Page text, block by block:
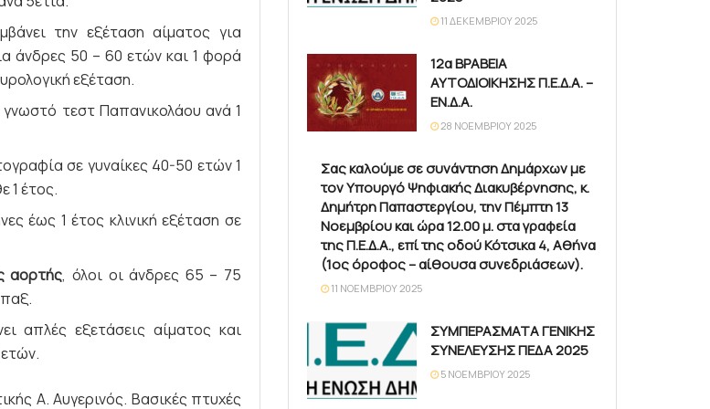
την εξέταση αίματος για
άνδρες 50 – 60 ετών και 1 φορά
εξέταση.
τεστ Παπανικολάου ανά 1
σε γυναίκες 40-50 ετών 1
1 έτος.
έως 1 έτος κλινική εξέταση σε
αορτής, όλοι οι άνδρες 65 – 75
απλές εξετάσεις αίματος και
Α. Αυγερινός. Βασικές πτυχές
11 ΔΕΚΕΜΒΡΊΟΥ 2025
12α ΒΡΑΒΕΙΑ
ΑΥΤΟΔΙΟΙΚΗΣΗΣ Π.Ε.Δ.Α. –
ΕΝ.Δ.Α.
28 ΝΟΕΜΒΡΊΟΥ 2025
Σας καλούμε σε συνάντηση Δημάρχων με
τον Υπουργό Ψηφιακής Διακυβέρνησης, κ.
Δημήτρη Παπαστεργίου, την Πέμπτη 13
Νοεμβρίου και ώρα 12.00 μ. στα γραφεία
της Π.Ε.Δ.Α., επί της οδού Κότσικα 4, Αθήνα
(1ος όροφος – αίθουσα συνεδριάσεων).
11 ΝΟΕΜΒΡΊΟΥ 2025
ΣΥΜΠΕΡΑΣΜΑΤΑ ΓΕΝΙΚΗΣ
ΣΥΝΕΛΕΥΣΗΣ ΠΕΔΑ 2025
5 ΝΟΕΜΒΡΊΟΥ 2025